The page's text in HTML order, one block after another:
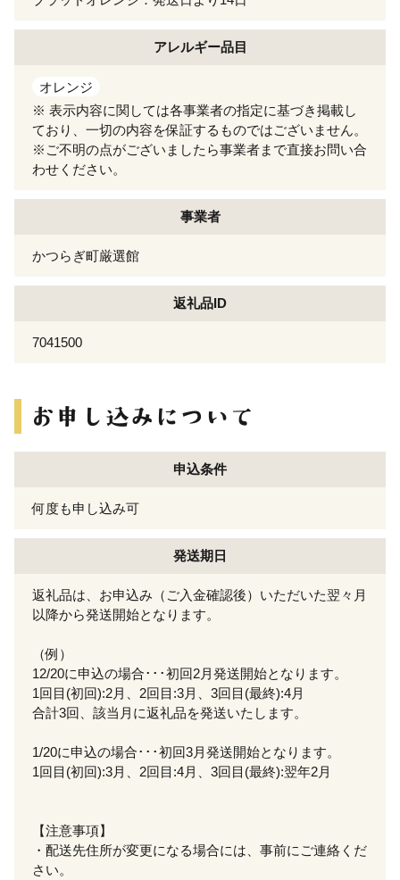
アレルギー品目
オレンジ
※ 表示内容に関しては各事業者の指定に基づき掲載し
ており、一切の内容を保証するものではございません。
※ご不明の点がございましたら事業者まで直接お問い合
わせください。
事業者
かつらぎ町厳選館
返礼品ID
7041500
申込条件
何度も申し込み可
発送期日
返礼品は、お申込み（ご入金確認後）いただいた翌々月
以降から発送開始となります。
（例）
12/20に申込の場合･･･初回2月発送開始となります。
1回目(初回):2月、2回目:3月、3回目(最終):4月
合計3回、該当月に返礼品を発送いたします。
1/20に申込の場合･･･初回3月発送開始となります。
1回目(初回):3月、2回目:4月、3回目(最終):翌年2月
【注意事項】
・配送先住所が変更になる場合には、事前にご連絡くだ
さい。